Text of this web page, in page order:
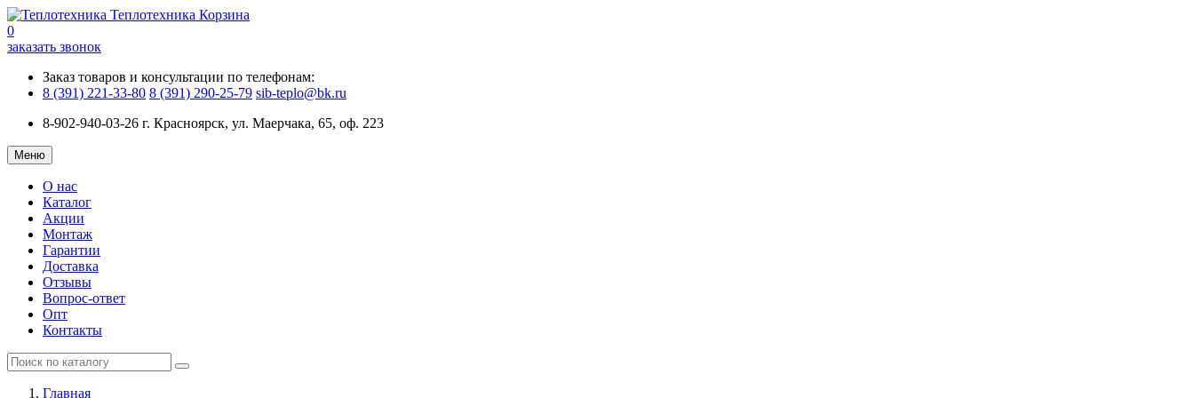
Теплотехника Корзина
0
заказать звонок
Заказ товаров и консультации по телефонам:
8 (391) 221-33-80 8 (391) 290-25-79 sib-teplo@bk.ru
8-902-940-03-26 г. Красноярск, ул. Маерчака, 65, оф. 223
Меню
О нас
Каталог
Акции
Монтаж
Гарантии
Доставка
Отзывы
Вопрос-ответ
Опт
Контакты
Главная